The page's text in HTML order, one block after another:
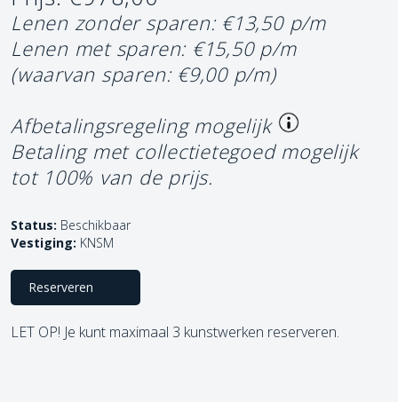
Lenen zonder sparen: €13,50 p/m
Lenen met sparen: €15,50 p/m
(waarvan sparen: €9,00 p/m)
Afbetalingsregeling mogelijk
Betaling met collectietegoed mogelijk
tot 100% van de prijs.
Status: Beschikbaar
Vestiging: KNSM
Reserveren
LET OP! Je kunt maximaal 3 kunstwerken reserveren.